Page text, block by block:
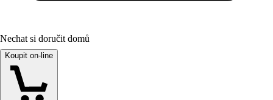
Nechat si doručit domů
Koupit on-line